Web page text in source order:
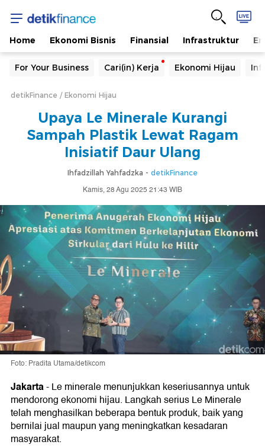
Home Ekonomi Bisnis Finansial Infrastruktur
For Your Business Cari(in) Kerja Ekonomi Hijau
detikFinance Ekonomi Hijau
Upaya Le Minerale Kurangi
Sampah Plastik Lewat Ragam
Inisiatif Daur Ulang
Ihfadzillah Yahfadzka - detikFinance
Kamis, 28 Agu 2025 21:43 WIB
Foto: Pradita Utama/detikcom
Jakarta-Le minerale menunjukkan keseriusannya untuk
mendorong ekonomi hijau. Langkah serius Le Minerale
telah menghasilkan beberapa bentuk produk, baik yang
bernilai jual maupun yang meningkatkan kesadaran
masyarakat.